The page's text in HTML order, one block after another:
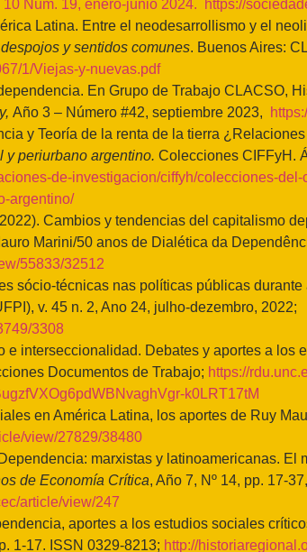
10 Núm. 19, enero-junio 2024.
https://
Latina. Entre el neodesarrollismo y el
y sentidos comunes. Buenos Aires:
1/Viejas-y-nuevas.pdf
En Grupo de Trabajo CLACSO,
Año 3 – Número #42, septiembre 2023,
y Teoría de la renta de la tierra
periurbano argentino. Colecciones CIFFyH.
de-investigacion/ciffyh/colecciones-
argentino/
Cambios y tendencias del capitalismo
Marini/50 anos de Dialética da
55833/32512
sócio-técnicas nas políticas públicas
v. 45 n. 2, Ano 24, julho-dezembro, 2022;
3308
Debates y aportes a los
Documentos de Trabajo; https://
k0LRT17tM
en América Latina, los aportes de Ruy
view/27829/38480
marxistas y latinoamericanas.
de Economía Crítica, Año 7, Nº 14, pp. 17-
article/view/247
aportes a los estudios sociales
1-17. ISSN 0329-8213; http://